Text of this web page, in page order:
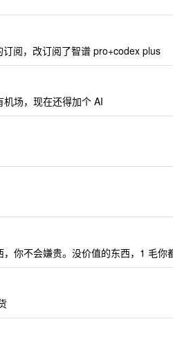
阅，改订阅了智谱 pro+codex plus
场，现在还得加个 AI
你不会嫌贵。没价值的东西，1 毛你